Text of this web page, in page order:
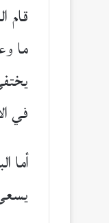
قام
ما
في
أما